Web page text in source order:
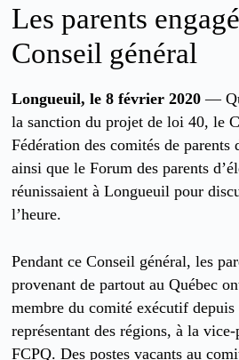
Les parents
Conseil général
Longueuil, le 8 février 2020 —
la sanction du projet de loi 40, le
Fédération des comités de parents
ainsi que le Forum des parents
réunissaient à Longueuil pour
l’heure.
Pendant ce Conseil général, les
provenant de partout au Québec
membre du comité exécutif
représentant des régions, à la
FCPQ. Des postes vacants au